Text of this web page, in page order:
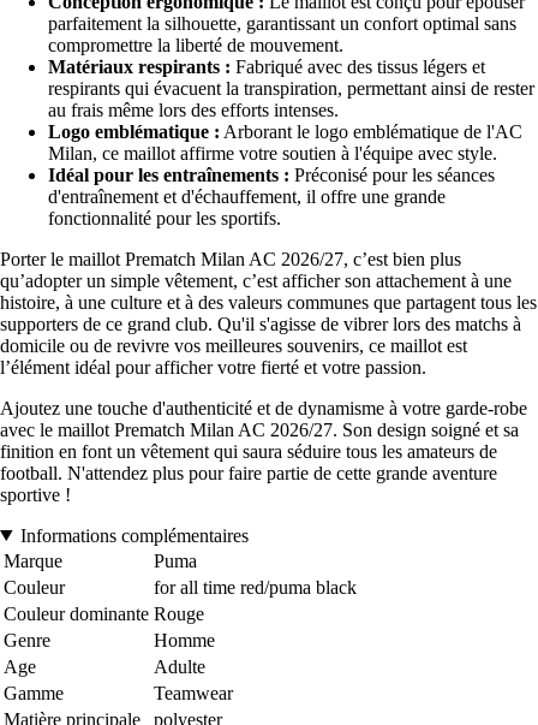
parfaitement la silhouette, garantissant un confort optimal sans
compromettre la liberté de mouvement.
Matériaux respirants : Fabriqué avec des tissus légers et
respirants qui évacuent la transpiration, permettant ainsi de rester
au frais même lors des efforts intenses.
Logo emblématique : Arborant le logo emblématique de l'AC
Milan, ce maillot affirme votre soutien à l'équipe avec style.
Idéal pour les entraînements : Préconisé pour les séances
d'entraînement et d'échauffement, il offre une grande
fonctionnalité pour les sportifs.
Porter le maillot Prematch Milan AC 2026/27, c’est bien plus
qu’adopter un simple vêtement, c’est afficher son attachement à une
histoire, à une culture et à des valeurs communes que partagent tous les
supporters de ce grand club. Qu'il s'agisse de vibrer lors des matchs à
domicile ou de revivre vos meilleures souvenirs, ce maillot est
l’élément idéal pour afficher votre fierté et votre passion.
Ajoutez une touche d'authenticité et de dynamisme à votre garde-robe
avec le maillot Prematch Milan AC 2026/27. Son design soigné et sa
finition en font un vêtement qui saura séduire tous les amateurs de
football. N'attendez plus pour faire partie de cette grande aventure
sportive !
Informations complémentaires
Marque
Puma
Couleur
for all time red/puma black
Couleur dominante Rouge
Genre
Homme
Age
Adulte
Gamme
Teamwear
Matière principale
polyester